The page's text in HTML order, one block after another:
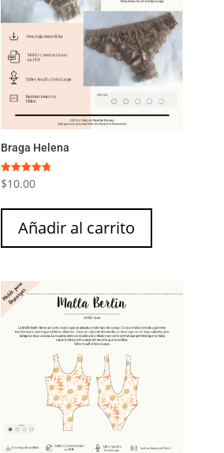
Braga Helena
Valorado
con
de 5
$10.00
Añadir al carrito